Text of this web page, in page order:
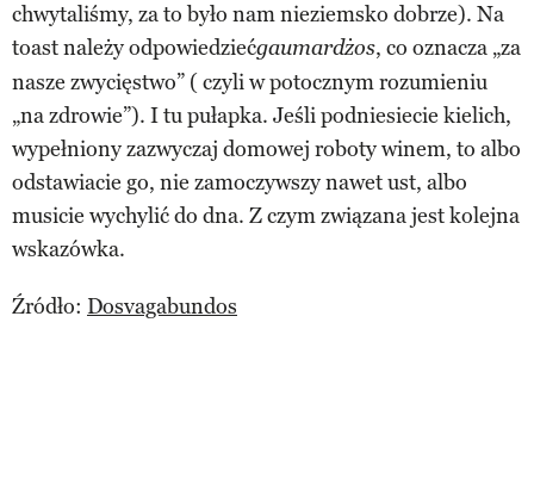
chwytaliśmy, za to było nam nieziemsko dobrze). Na
toast należy odpowiedziećgaumardżos, co oznacza „za
nasze zwycięstwo” ( czyli w potocznym rozumieniu
„na zdrowie”). I tu pułapka. Jeśli podniesiecie kielich,
wypełniony zazwyczaj domowej roboty winem, to albo
odstawiacie go, nie zamoczywszy nawet ust, albo
musicie wychylić do dna. Z czym związana jest kolejna
wskazówka.
Źródło: Dosvagabundos